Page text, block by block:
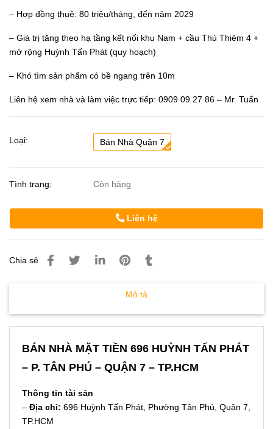
– Hợp đồng thuê: 80 triệu/tháng, đến năm 2029
– Giá trị tăng theo hạ tầng kết nối khu Nam + cầu Thủ Thiêm 4 +
mở rộng Huỳnh Tấn Phát (quy hoạch)
– Khó tìm sản phẩm có bề ngang trên 10m
Liên hệ xem nhà và làm việc trực tiếp: 0909 09 27 86 – Mr. Tuấn
Loại: Bán Nhà Quận 7
Tình trạng: Còn hàng
Liên hệ
Chia sẻ
Mô tả
BÁN NHÀ MẶT TIỀN 696 HUỲNH TẤN PHÁT
– P. TÂN PHÚ – QUẬN 7 – TP.HCM
Thông tin tài sản
– Địa chỉ: 696 Huỳnh Tấn Phát, Phường Tân Phú, Quận 7,
TP.HCM